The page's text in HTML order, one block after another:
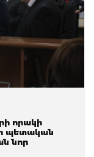
որակի
պետական
նոր